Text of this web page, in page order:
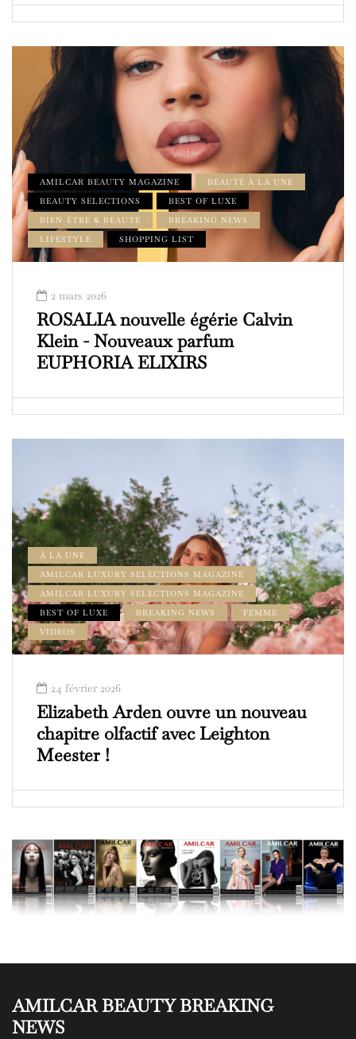
AMILCAR BEAUTY MAGAZINE
BEAUTÉ À LA UNE
BEAUTY SELECTIONS
BEST OF LUXE
BIEN-ÊTRE & BEAUTÉ
BREAKING NEWS
LIFESTYLE
SHOPPING LIST
2 mars 2026
ROSALIA nouvelle égérie Calvin
Klein - Nouveaux parfum
EUPHORIA ELIXIRS
À LA UNE
AMILCAR LUXURY SELECTIONS MAGAZINE
AMILCAR LUXURY SELECTIONS MAGAZINE
BEST OF LUXE
BREAKING NEWS
FEMME
VIDEOS
24 février 2026
Elizabeth Arden ouvre un nouveau
chapitre olfactif avec Leighton
Meester !
AMILCAR BEAUTY BREAKING
NEWS